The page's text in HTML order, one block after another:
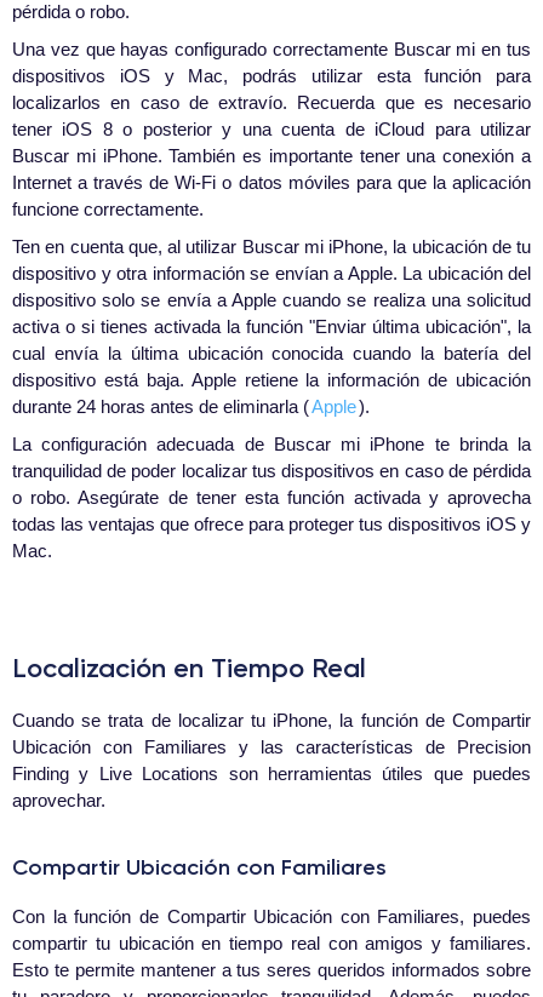
pérdida o robo.
Una vez que hayas configurado correctamente Buscar mi en tus
dispositivos iOS y Mac, podrás utilizar esta función para
localizarlos en caso de extravío. Recuerda que es necesario
tener iOS 8 o posterior y una cuenta de iCloud para utilizar
Buscar mi iPhone. También es importante tener una conexión a
Internet a través de Wi-Fi o datos móviles para que la aplicación
funcione correctamente.
Ten en cuenta que, al utilizar Buscar mi iPhone, la ubicación de tu
dispositivo y otra información se envían a Apple. La ubicación del
dispositivo solo se envía a Apple cuando se realiza una solicitud
activa o si tienes activada la función "Enviar última ubicación", la
cual envía la última ubicación conocida cuando la batería del
dispositivo está baja. Apple retiene la información de ubicación
durante 24 horas antes de eliminarla (Apple).
La configuración adecuada de Buscar mi iPhone te brinda la
tranquilidad de poder localizar tus dispositivos en caso de pérdida
o robo. Asegúrate de tener esta función activada y aprovecha
todas las ventajas que ofrece para proteger tus dispositivos iOS y
Mac.
Localización en Tiempo Real
Cuando se trata de localizar tu iPhone, la función de Compartir
Ubicación con Familiares y las características de Precision
Finding y Live Locations son herramientas útiles que puedes
aprovechar.
Compartir Ubicación con Familiares
Con la función de Compartir Ubicación con Familiares, puedes
compartir tu ubicación en tiempo real con amigos y familiares.
Esto te permite mantener a tus seres queridos informados sobre